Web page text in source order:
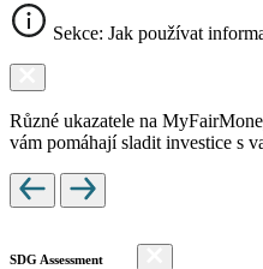
Sekce: Jak používat
Různé ukazatele na
vám pomáhají sladit investice s
SDG Assessment